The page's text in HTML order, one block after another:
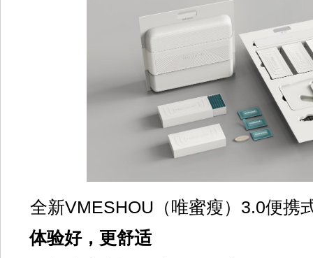
全新VMESHOU（唯蜜瘦）3.0便携
体验好，更舒适